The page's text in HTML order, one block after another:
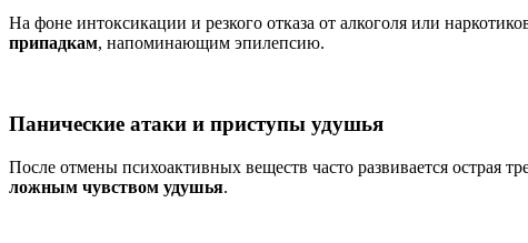
На фоне интоксикации и резкого отказа от алкоголя или
припадкам, напоминающим эпилепсию.
Панические атаки и приступы удушья
После отмены психоактивных веществ часто развивается острая
ложным чувством удушья.